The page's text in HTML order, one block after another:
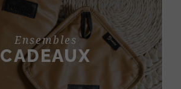
Ensembles
CADEAUX